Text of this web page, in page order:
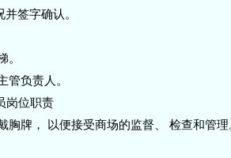
签字确认。
负责人。
岗位职责
牌， 以便接受商场的监督、 检查和管理